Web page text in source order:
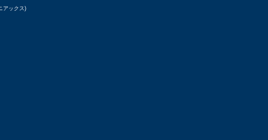
アックス)